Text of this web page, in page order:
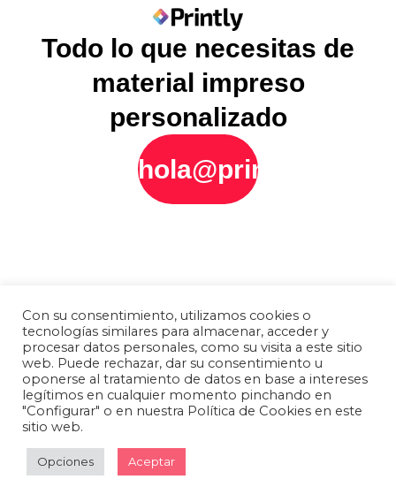
Todo lo que necesitas de
material impreso
personalizado
hola@printly.es
Con su consentimiento, utilizamos cookies o
tecnologías similares para almacenar, acceder y
procesar datos personales, como su visita a este sitio
web. Puede rechazar, dar su consentimiento u
oponerse al tratamiento de datos en base a intereses
legítimos en cualquier momento pinchando en
"Configurar" o en nuestra Política de Cookies en este
sitio web.
Opciones Aceptar